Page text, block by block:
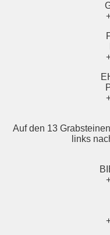
Auf den 13
links